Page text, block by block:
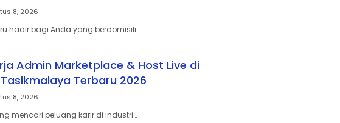
8, 2026
hadir bagi Anda yang berdomisili…
Admin Marketplace & Host Live di
Terbaru 2026
8, 2026
mencari peluang karir di industri…